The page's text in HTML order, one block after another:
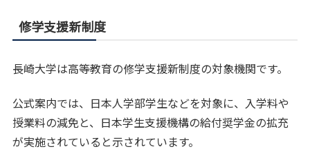
修学支援新制度
長崎大学は高等教育の修学支援新制度の対象機関です。
公式案内では、日本人学部学生などを対象に、入学料や
授業料の減免と、日本学生支援機構の給付奨学金の拡充
が実施されていると示されています。